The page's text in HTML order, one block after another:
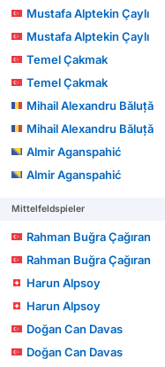
Mustafa Alptekin Çaylı
Mustafa Alptekin Çaylı
Temel Çakmak
Temel Çakmak
Mihail Alexandru Băluță
Mihail Alexandru Băluță
Almir Aganspahić
Almir Aganspahić
Mittelfeldspieler
Rahman Buğra Çağıran
Rahman Buğra Çağıran
Harun Alpsoy
Harun Alpsoy
Doğan Can Davas
Doğan Can Davas